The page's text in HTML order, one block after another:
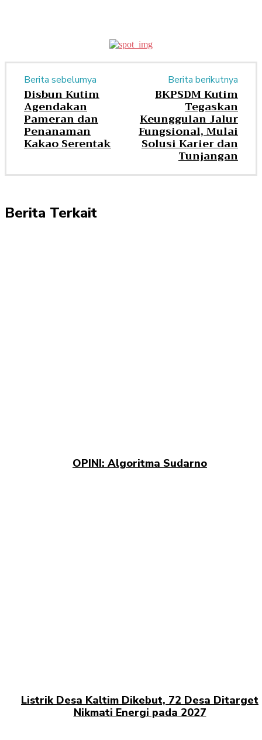
Berita sebelumya
Disbun Kutim
Agendakan
Pameran dan
Penanaman
Kakao Serentak
Berita berikutnya
BKPSDM Kutim
Tegaskan
Keunggulan Jalur
Fungsional, Mulai
Solusi Karier dan
Tunjangan
Berita Terkait
OPINI: Algoritma Sudarno
Listrik Desa Kaltim Dikebut, 72 Desa Ditarget
Nikmati Energi pada 2027